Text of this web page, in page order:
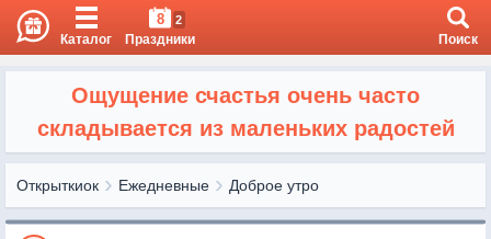
Каталог
8 2
Праздники Поиск
Ощущение счастья очень часто
складывается из маленьких радостей
Открыткиок Ежедневные Доброе утро